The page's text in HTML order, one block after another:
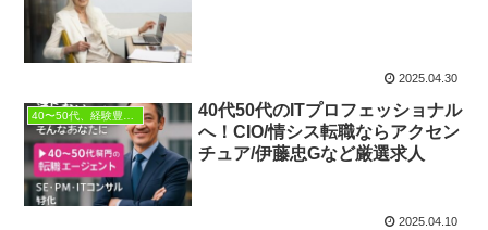
2025.04.30
40代50代のITプロフェッショナル
へ！CIO/情シス転職ならアクセン
チュア/伊藤忠Gなど厳選求人
2025.04.10